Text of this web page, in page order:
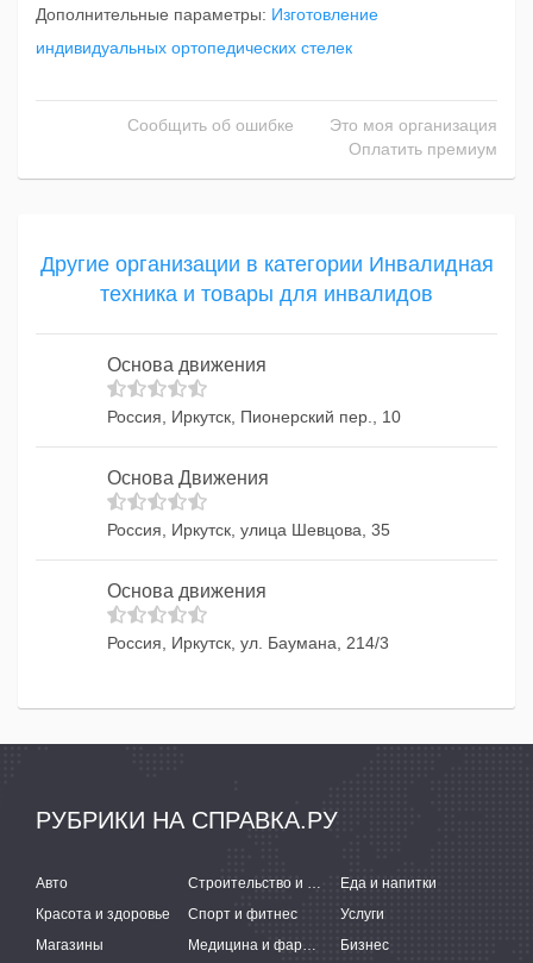
Дополнительные параметры: Изготовление
индивидуальных ортопедических стелек
Сообщить об ошибке
Это моя организация
Оплатить премиум
Другие организации в категории Инвалидная
техника и товары для инвалидов
Основа движения
Россия, Иркутск, Пионерский пер., 10
Основа Движения
Россия, Иркутск, улица Шевцова, 35
Основа движения
Россия, Иркутск, ул. Баумана, 214/3
РУБРИКИ НА СПРАВКА.РУ
Авто Строительство и ремонт
Еда и напитки
Красота и здоровье
Спорт и фитнес
Услуги
Магазины
Медицина и фармацевтика Бизнес